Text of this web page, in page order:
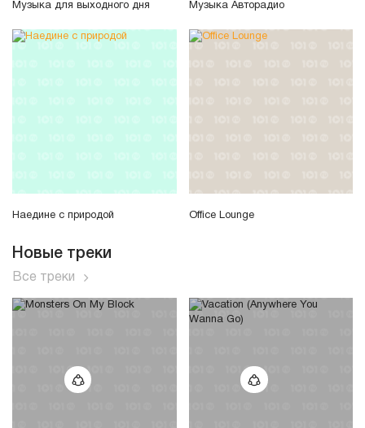
Музыка для выходного дня Музыка Авторадио
Наедине с природой Office Lounge
Новые треки
Все треки